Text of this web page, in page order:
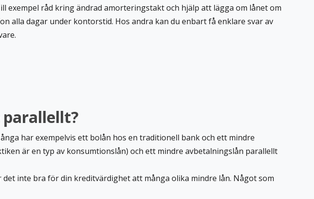
exempel råd kring ändrad amorteringstakt och hjälp att lägga om lånet om
alla dagar under kontorstid. Hos andra kan du enbart få enklare svar av
har exempelvis ett bolån hos en traditionell bank och ett mindre
är en typ av konsumtionslån) och ett mindre avbetalningslån parallellt
inte bra för din kreditvärdighet att många olika mindre lån. Något som